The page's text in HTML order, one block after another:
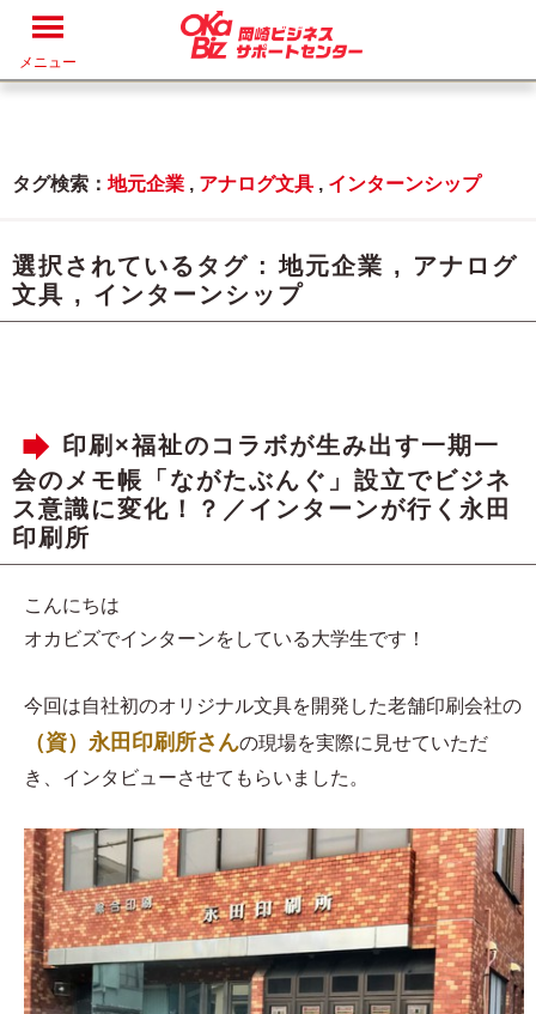
メニュー
タグ検索： 地元企業 , アナログ文具 , インターンシップ
選択されているタグ :地元企業 , アナログ
文具 , インターンシップ
印刷×福祉のコラボが生み出す一期一
会のメモ帳「ながたぶんぐ」設立でビジネ
ス意識に変化！？／インターンが行く永田
印刷所
こんにちは
オカビズでインターンをしている大学生です！
今回は自社初のオリジナル文具を開発した老舗印刷会社の
（資）永田印刷所さんの現場を実際に見せていただ
き、インタビューさせてもらいました。